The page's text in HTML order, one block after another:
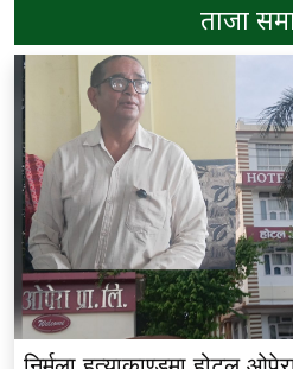
ताजा